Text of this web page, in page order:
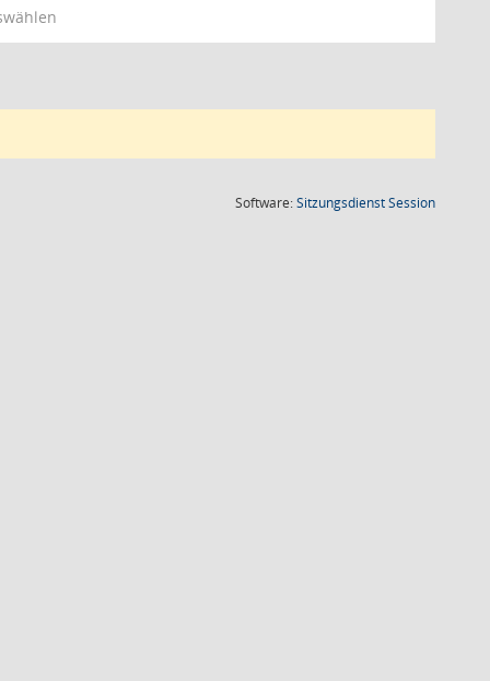
Software:SitzungsdienstSession(Wird in